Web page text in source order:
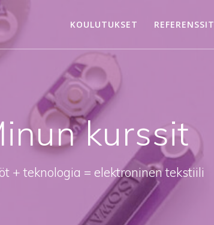
KOULUTUKSET REFERENSSIT
kurssit
+ teknologia = elektroninen tekstiili